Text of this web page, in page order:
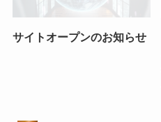
サイトオープンのお知らせ